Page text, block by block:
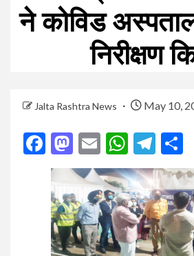
ने कोविड
निरीक्षण
Jalta Rashtra News May 10,
Facebook
Mastodon
Email